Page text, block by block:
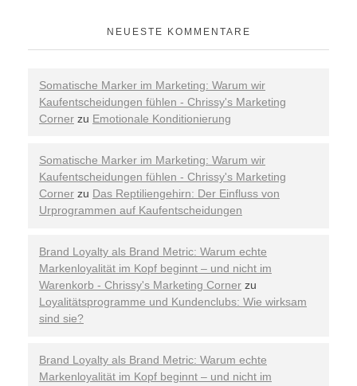
NEUESTE KOMMENTARE
Somatische Marker im Marketing: Warum wir
Kaufentscheidungen fühlen - Chrissy's Marketing
Corner zu Emotionale Konditionierung
Somatische Marker im Marketing: Warum wir
Kaufentscheidungen fühlen - Chrissy's Marketing
Corner zu Das Reptiliengehirn: Der Einfluss von
Urprogrammen auf Kaufentscheidungen
Brand Loyalty als Brand Metric: Warum echte
Markenloyalität im Kopf beginnt – und nicht im
Warenkorb - Chrissy's Marketing Corner zu
Loyalitätsprogramme und Kundenclubs: Wie wirksam
sind sie?
Brand Loyalty als Brand Metric: Warum echte
Markenloyalität im Kopf beginnt – und nicht im